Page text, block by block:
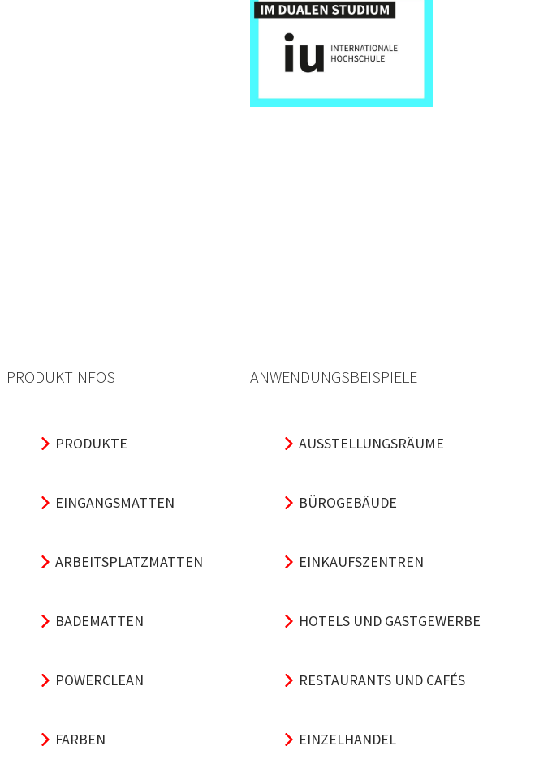
PRODUKTINFOS
PRODUKTE
EINGANGSMATTEN
ARBEITSPLATZMATTEN
BADEMATTEN
POWERCLEAN
FARBEN
ANWENDUNGSBEISPIELE
AUSSTELLUNGSRÄUME
BÜROGEBÄUDE
EINKAUFSZENTREN
HOTELS UND GASTGEWERBE
RESTAURANTS UND CAFÉS
EINZELHANDEL